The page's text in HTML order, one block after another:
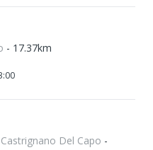
- 17.37km
Del Capo -